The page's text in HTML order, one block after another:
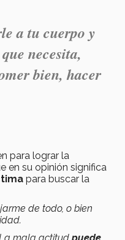
a tu cuerpo y
necesita,
bien, hacer
para lograr la
en su opinión significa
para buscar la
de todo, o bien